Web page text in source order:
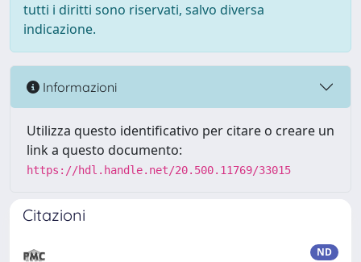
tutti i diritti sono riservati, salvo diversa
indicazione.
Informazioni
Utilizza questo identificativo per citare o creare un
link a questo documento:
https://hdl.handle.net/20.500.11769/33015
Citazioni
ND